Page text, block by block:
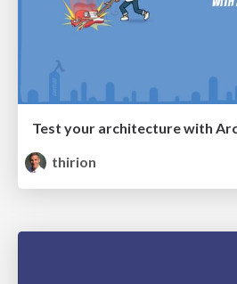
Test your architecture with
thirion